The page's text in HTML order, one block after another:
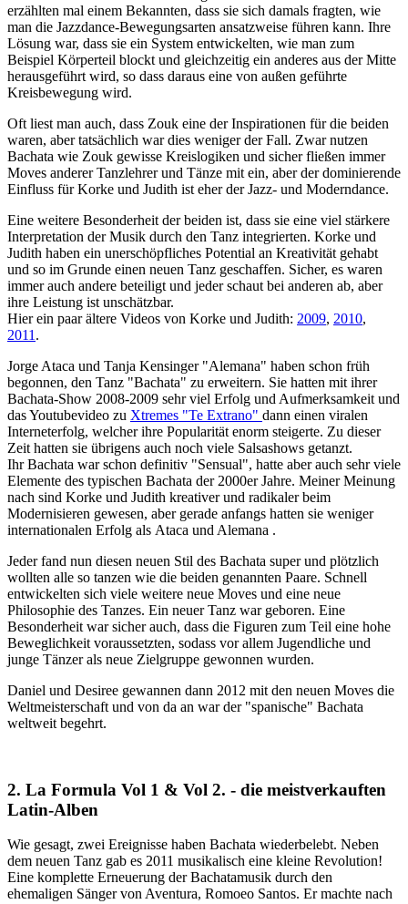
erzählten mal einem Bekannten, dass sie sich damals fragten, wie
man die Jazzdance-Bewegungsarten ansatzweise führen kann. Ihre
Lösung war, dass sie ein System entwickelten, wie man zum
Beispiel Körperteil blockt und gleichzeitig ein anderes aus der Mitte
herausgeführt wird, so dass daraus eine von außen geführte
Kreisbewegung wird.
Oft liest man auch, dass Zouk eine der Inspirationen für die beiden
waren, aber tatsächlich war dies weniger der Fall. Zwar nutzen
Bachata wie Zouk gewisse Kreislogiken und sicher fließen immer
Moves anderer Tanzlehrer und Tänze mit ein, aber der dominierende
Einfluss für Korke und Judith ist eher der Jazz- und Moderndance.
Eine weitere Besonderheit der beiden ist, dass sie eine viel stärkere
Interpretation der Musik durch den Tanz integrierten. Korke und
Judith haben ein unerschöpfliches Potential an Kreativität gehabt
und so im Grunde einen neuen Tanz geschaffen. Sicher, es waren
immer auch andere beteiligt und jeder schaut bei anderen ab, aber
ihre Leistung ist unschätzbar.
Hier ein paar ältere Videos von Korke und Judith: 2009, 2010,
2011 .
Jorge Ataca und Tanja Kensinger "Alemana" haben schon früh
begonnen, den Tanz "Bachata" zu erweitern. Sie hatten mit ihrer
Bachata-Show 2008-2009 sehr viel Erfolg und Aufmerksamkeit und
das Youtubevideo zu Xtremes "Te Extrano" dann einen viralen
Interneterfolg, welcher ihre Popularität enorm steigerte. Zu dieser
Zeit hatten sie übrigens auch noch viele Salsashows getanzt.
Ihr Bachata war schon definitiv "Sensual", hatte aber auch sehr viele
Elemente des typischen Bachata der 2000er Jahre. Meiner Meinung
nach sind Korke und Judith kreativer und radikaler beim
Modernisieren gewesen, aber gerade anfangs hatten sie weniger
internationalen Erfolg als Ataca und Alemana .
Jeder fand nun diesen neuen Stil des Bachata super und plötzlich
wollten alle so tanzen wie die beiden genannten Paare. Schnell
entwickelten sich viele weitere neue Moves und eine neue
Philosophie des Tanzes. Ein neuer Tanz war geboren. Eine
Besonderheit war sicher auch, dass die Figuren zum Teil eine hohe
Beweglichkeit voraussetzten, sodass vor allem Jugendliche und
junge Tänzer als neue Zielgruppe gewonnen wurden.
Daniel und Desiree gewannen dann 2012 mit den neuen Moves die
Weltmeisterschaft und von da an war der "spanische" Bachata
weltweit begehrt.
2. La Formula Vol 1 & Vol 2. - die meistverkauften
Latin-Alben
Wie gesagt, zwei Ereignisse haben Bachata wiederbelebt. Neben
dem neuen Tanz gab es 2011 musikalisch eine kleine Revolution!
Eine komplette Erneuerung der Bachatamusik durch den
ehemaligen Sänger von Aventura, Romoeo Santos. Er machte nach